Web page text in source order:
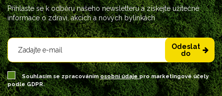
Přihlaste se k odběru našeho newsletteru a získejte užitečné
informace o zdraví, akcích a nových bylinkách
Odeslat
do
Souhlasím se zpracovánímosobní údajepro marketingové účely
podle GDPR.